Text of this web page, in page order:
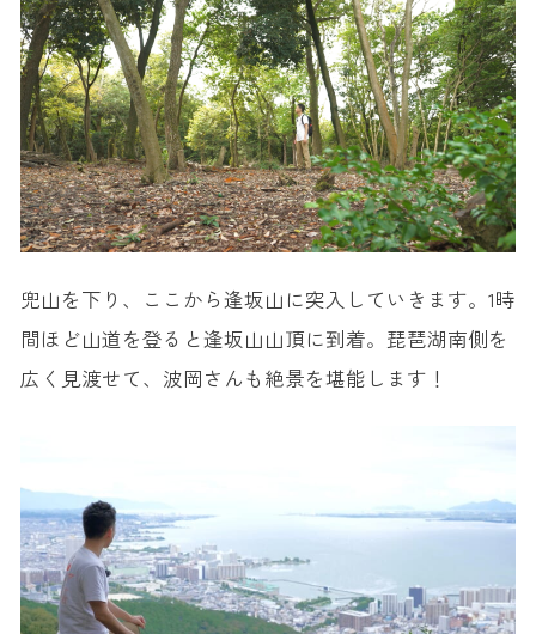
兜山を下り、ここから逢坂山に突入していきます。1時
間ほど山道を登ると逢坂山山頂に到着。琵琶湖南側を
広く見渡せて、波岡さんも絶景を堪能します！